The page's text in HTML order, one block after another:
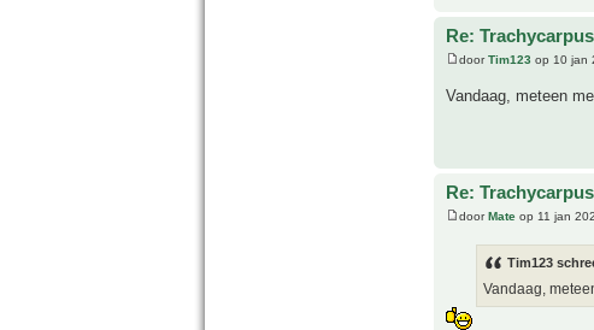
Re:
doorTim123 op 10 jan
Vandaag, meteen
Re:
doorMate op 11 jan
Tim123
Vandaag,